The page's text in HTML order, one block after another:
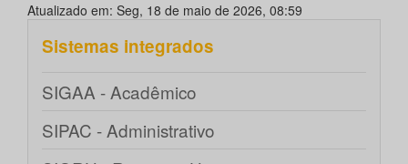
Atualizado em: Seg, 18 de maio de 2026, 08:59
Sistemas integrados
SIGAA - Acadêmico
SIPAC - Administrativo